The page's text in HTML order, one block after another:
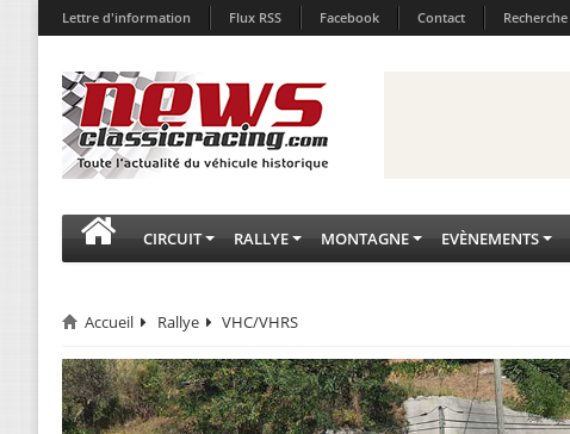
Lettre d'information Flux RSS Facebook Contact Recherche
CIRCUIT RALLYE MONTAGNE EVÈNEMENTS
Accueil Rallye VHC/VHRS